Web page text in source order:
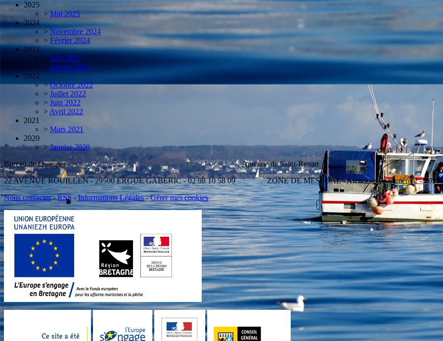
2025
> Mai 2025
2024
> Novembre 2024
> Février 2024
2023
> Juin 2023
> Janvier 2023
2022
> Octobre 2022
> Juillet 2022
> Juin 2022
> Avril 2022
2021
> Mars 2021
2020
> Janvier 2020
Bureau de Quimper Antenne de Saint-Renan
22 AVENUE ROUILLEN - 29500 ERGUE GABERIC - 02 98 10 58 09 ZONE DE MESPOAL - Atelier relais numéro 2 -
Nous contacter-RSS-Informations Légales-Gérer mes cookies